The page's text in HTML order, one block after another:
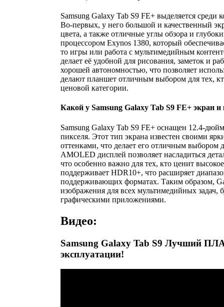
Samsung Galaxy Tab S9 FE+ выделяется
Во-первых, у него большой и качественный
цвета, а также отличные углы обзора и
процессором Exynos 1380, который
то игры или работа с мультимедийным
делает её удобной для рисования, заметок и
хорошей автономностью, что позволяет
делают планшет отличным выбором для тех,
ценовой категории.
Какой у Samsung Galaxy Tab S9 FE+ экран
Samsung Galaxy Tab S9 FE+ оснащен 12.4-
пикселя. Этот тип экрана известен своими
оттенками, что делает его отличным выбором
AMOLED дисплей позволяет насладиться
что особенно важно для тех, кто ценит
поддерживает HDR10+, что расширяет
поддерживающих форматах. Таким образом,
изображения для всех мультимедийных задач,
графическими приложениями.
Видео:
Samsung Galaxy Tab S9 Лучший
эксплуатации!